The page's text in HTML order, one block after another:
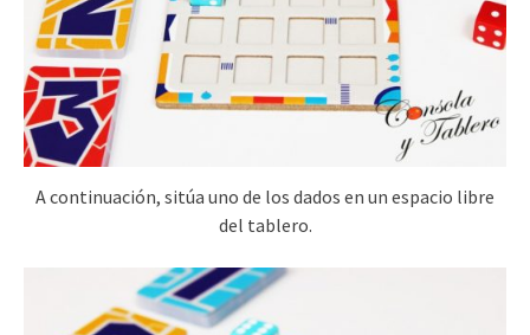
A continuación, sitúa uno de los dados en un espacio libre
del tablero.